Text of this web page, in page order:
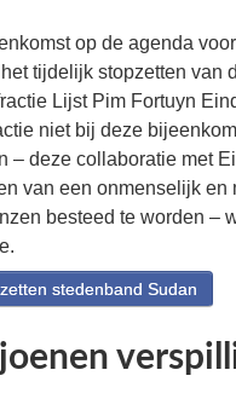
op de agenda
tijdelijk stopzetten van
Lijst Pim Fortuyn
niet bij deze
– deze collaboratie met
van een onmenselijk
besteed te worden –
stedenband Sudan